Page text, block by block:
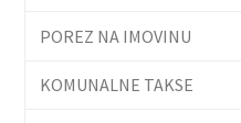
POREZ NA IMOVINU
KOMUNALNE TAKSE